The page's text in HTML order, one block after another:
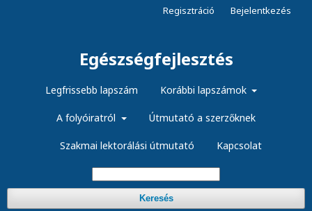
Egészségfejlesztés
Legfrissebb lapszám Korábbi lapszámok
A folyóiratról Útmutató a szerzőknek
Szakmai lektorálási útmutató Kapcsolat
Keresés
Regisztráció Bejelentkezés